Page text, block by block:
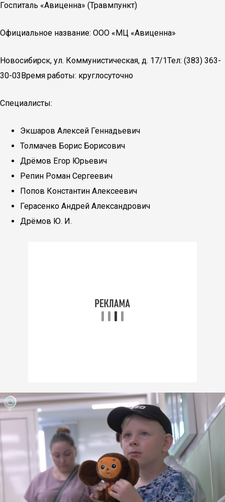
Госпиталь «Авиценна» (Травмпункт)
Официальное название: ООО «МЦ «Авиценна»
Новосибирск, ул. Коммунистическая, д. 17/1Тел: (383) 363-
30-03Время работы: круглосуточно
Специалисты:
Экшаров Алексей Геннадьевич
Толмачев Борис Борисович
Дрёмов Егор Юрьевич
Репин Роман Сергеевич
Попов Константин Алексеевич
Герасенко Андрей Александрович
Дрёмов Ю. И.